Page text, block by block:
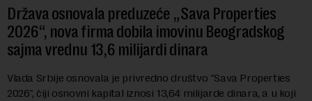
Država osnovala preduzeće „Sava Properties
2026“, nova firma dobila imovinu Beogradskog
sajma vrednu 13,6 milijardi dinara
Vlada Srbije osnovala je privredno društvo "Sava Properties
2026", čiji osnovni kapital iznosi 13,64 milijarde dinara, a u koji